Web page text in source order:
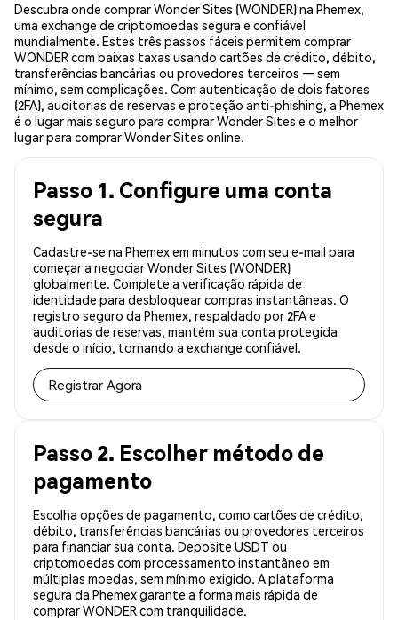
Descubra onde comprar Wonder Sites (WONDER) na Phemex,
uma exchange de criptomoedas segura e confiável
mundialmente. Estes três passos fáceis permitem comprar
WONDER com baixas taxas usando cartões de crédito, débito,
transferências bancárias ou provedores terceiros — sem
mínimo, sem complicações. Com autenticação de dois fatores
(2FA), auditorias de reservas e proteção anti-phishing, a Phemex
é o lugar mais seguro para comprar Wonder Sites e o melhor
lugar para comprar Wonder Sites online.
Passo 1. Configure uma conta
segura
Cadastre-se na Phemex em minutos com seu e-mail para
começar a negociar Wonder Sites (WONDER)
globalmente. Complete a verificação rápida de
identidade para desbloquear compras instantâneas. O
registro seguro da Phemex, respaldado por 2FA e
auditorias de reservas, mantém sua conta protegida
desde o início, tornando a exchange confiável.
Registrar Agora
Passo 2. Escolher método de
pagamento
Escolha opções de pagamento, como cartões de crédito,
débito, transferências bancárias ou provedores terceiros
para financiar sua conta. Deposite USDT ou
criptomoedas com processamento instantâneo em
múltiplas moedas, sem mínimo exigido. A plataforma
segura da Phemex garante a forma mais rápida de
comprar WONDER com tranquilidade.